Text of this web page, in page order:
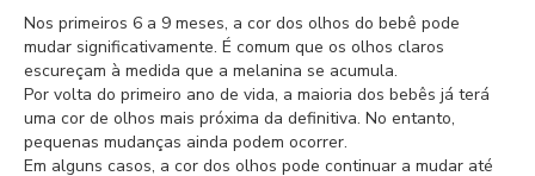
Nos primeiros 6 a 9 meses, a cor dos olhos do bebê pode
mudar significativamente. É comum que os olhos claros
escureçam à medida que a melanina se acumula.
Por volta do primeiro ano de vida, a maioria dos bebês já terá
uma cor de olhos mais próxima da definitiva. No entanto,
pequenas mudanças ainda podem ocorrer.
Em alguns casos, a cor dos olhos pode continuar a mudar até